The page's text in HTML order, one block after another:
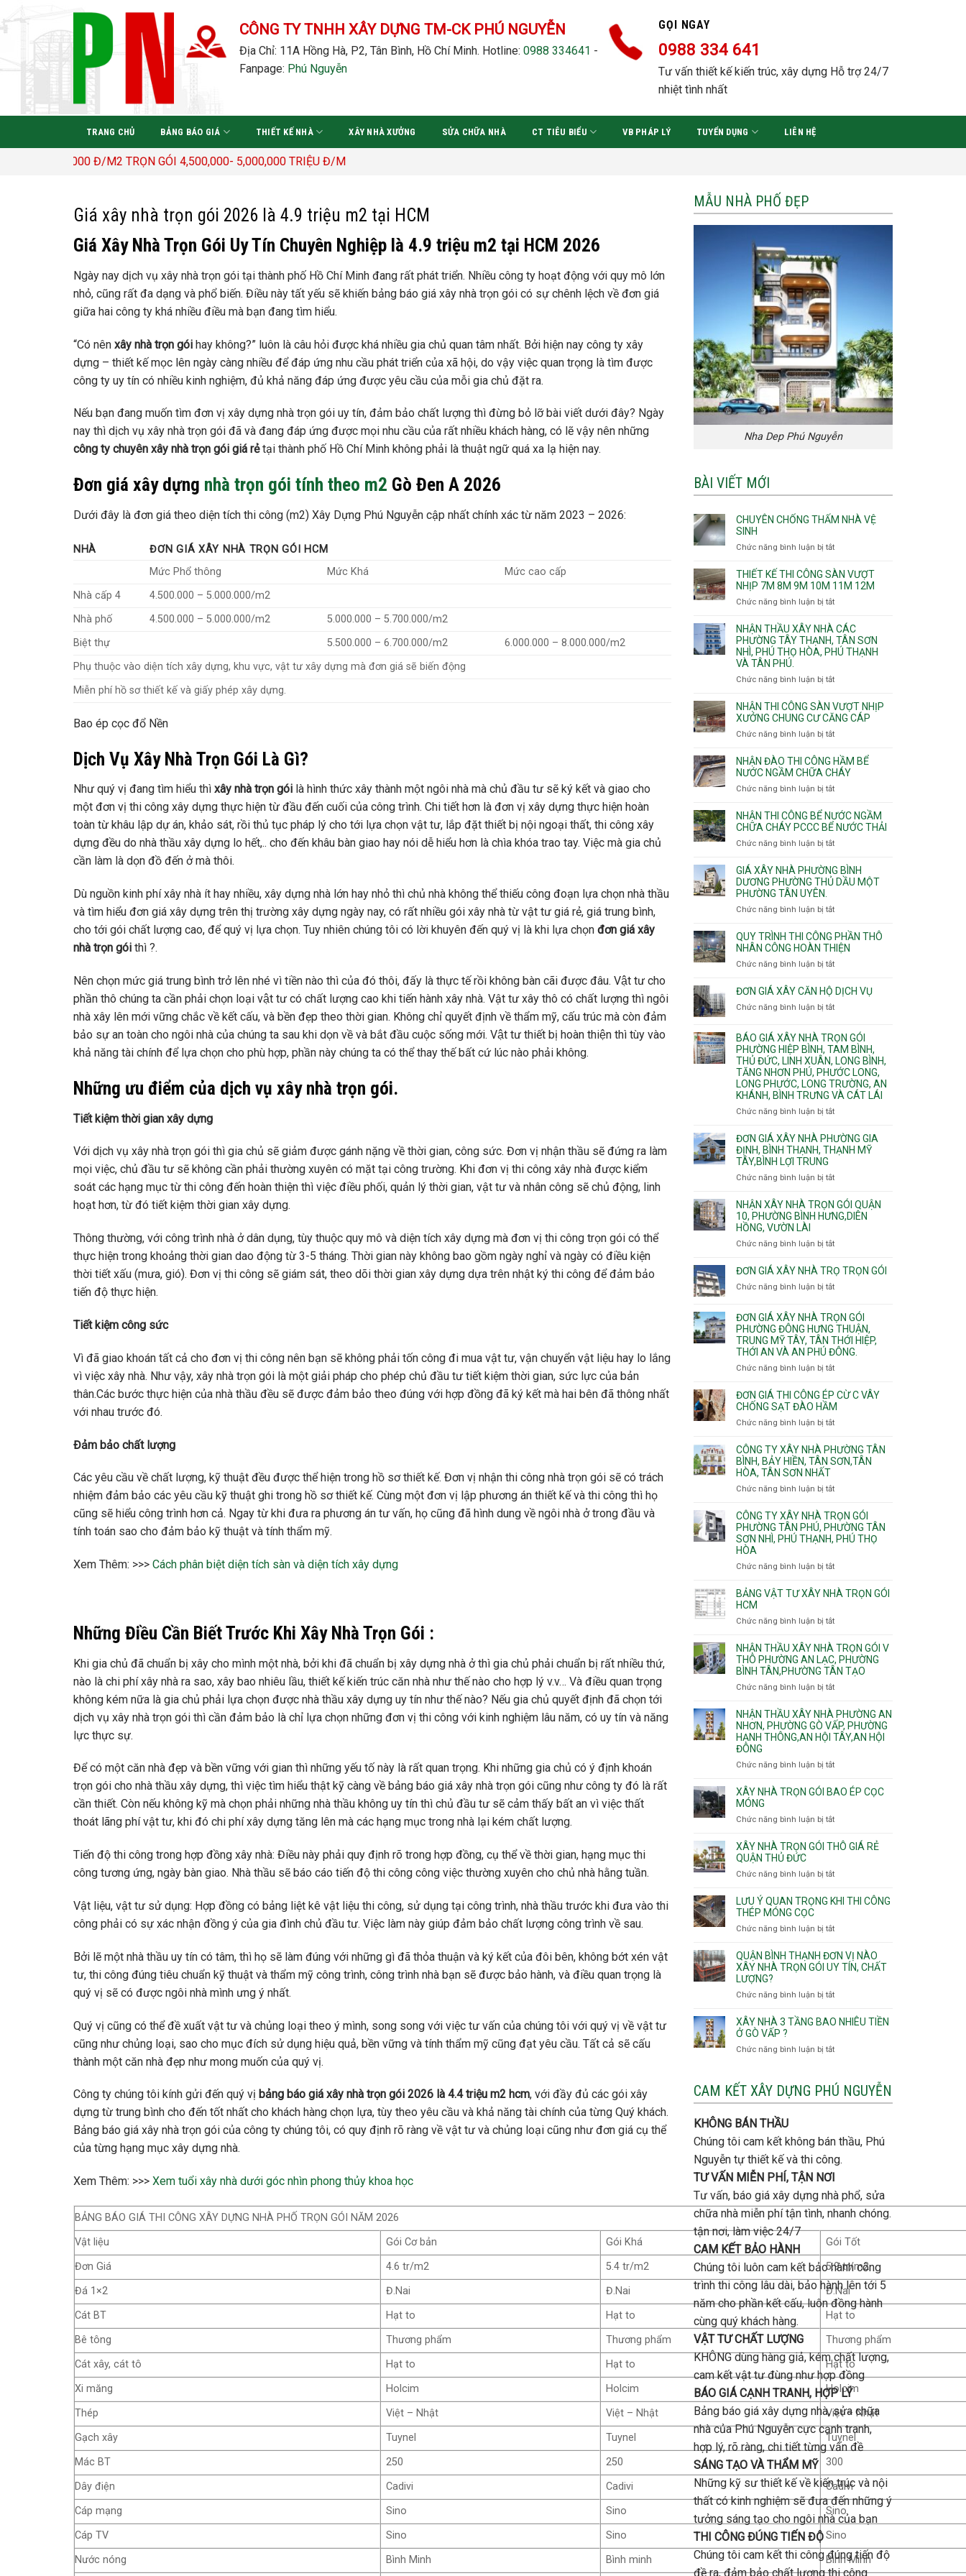
qua
CÔNG TY TNHH XÂY DỰNG TM-CK PHÚ NGUYỄN
Địa Chỉ: 11A Hồng Hà, P2, Tân Bình, Hồ Chí Minh. Hotline: 0988 334641 -
Fanpage: Phú Nguyễn
GỌI NGAY
0988 334 641
Tư vấn thiết kế kiến trúc, xây dựng Hỗ trợ 24/7
nhiệt tình nhất
TRANG CHỦ BẢNG BÁO GIÁ THIẾT KẾ NHÀ XÂY NHÀ XƯỞNG SỬA CHỮA NHÀ CT TIÊU BIỂU VB PHÁP LÝ TUYỂN DỤNG LIÊN HỆ
Đ/M2 TRỌN GÓI 4,500,000- 5,000,000 TRIỆU Đ/M
Giá xây nhà trọn gói 2026 là 4.9 triệu m2 tại HCM
Giá Xây Nhà Trọn Gói Uy Tín Chuyên Nghiệp là 4.9 triệu m2 tại HCM 2026
Ngày nay dịch vụ xây nhà trọn gói tại thành phố Hồ Chí Minh đang rất phát triển. Nhiều công ty hoạt động với quy mô lớn
nhỏ, cũng rất đa dạng và phổ biến. Điều này tất yếu sẽ khiến bảng báo giá xây nhà trọn gói có sự chênh lệch về đơn giá
giữa hai công ty khá nhiều điều mà bạn đang tìm hiểu.
“Có nên xây nhà trọn gói hay không?” luôn là câu hỏi được khá nhiều gia chủ quan tâm nhất. Bởi hiện nay công ty xây
dựng – thiết kế mọc lên ngày càng nhiều để đáp ứng nhu cầu phát triển của xã hội, do vậy việc quan trọng là tìm được
công ty uy tín có nhiều kinh nghiệm, đủ khả năng đáp ứng được yêu cầu của mỗi gia chủ đặt ra.
Nếu bạn đang muốn tìm đơn vị xây dựng nhà trọn gói uy tín, đảm bảo chất lượng thì đừng bỏ lỡ bài viết dưới đây? Ngày
nay thì dịch vụ xây nhà trọn gói đã và đang đáp ứng được mọi nhu cầu của rất nhiều khách hàng, có lẽ vậy nên những
công ty chuyên xây nhà trọn gói giá rẻtại thành phố Hồ Chí Minh không phải là thuật ngữ quá xa lạ hiện nay.
Đơn giá xây dựng nhà trọn gói tính theo m2 Gò Đen A 2026
Dưới đây là đơn giá theo diện tích thi công (m2) Xây Dựng Phú Nguyễn cập nhất chính xác từ năm 2023 – 2026:
NHÀ
ĐƠN GIÁ XÂY NHÀ TRỌN GÓI HCM
Mức Phổ thông
Mức Khá
Mức cao cấp
Nhà cấp 4
4.500.000 – 5.000.000/m2
Nhà phố
4.500.000 – 5.000.000/m2
5.000.000 – 5.700.000/m2
Biệt thự
5.500.000 – 6.700.000/m2
6.000.000 – 8.000.000/m2
Phụ thuộc vào diện tích xây dựng, khu vực, vật tư xây dựng mà đơn giá sẽ biến động
Miễn phí hồ sơ thiết kế và giấy phép xây dựng.
Bao ép cọc đổ Nền
Dịch Vụ Xây Nhà Trọn Gói Là Gì?
Như quý vị đang tìm hiểu thì xây nhà trọn gói là hình thức xây thành một ngôi nhà mà chủ đầu tư sẽ ký kết và giao cho
một đơn vị thi công xây dựng thực hiện từ đầu đến cuối của công trình. Chi tiết hơn là đơn vị xây dựng thực hiện hoàn
toàn từ khâu lập dự án, khảo sát, rồi thủ tục pháp lý cho tới lựa chọn vật tư, lắp đặt thiết bị nội ngoại thất, thi công xây
dựng đều do nhà thầu xây dựng lo hết,.. cho đến khâu bàn giao hay nói dễ hiểu hơn là chìa khóa trao tay. Việc mà gia chủ
cần làm là dọn đồ đến ở mà thôi.
Dù nguồn kinh phí xây nhà ít hay nhiều, xây dựng nhà lớn hay nhỏ thì chủ nhà không thể thiếu công đoạn lựa chọn nhà thầu
và tìm hiểu đơn giá xây dựng trên thị trường xây dựng ngày nay, có rất nhiều gói xây nhà từ vật tư giá rẻ, giá trung bình,
cho tới gói chất lượng cao, để quý vị lựa chọn. Tuy nhiên chúng tôi có lời khuyên đến quý vị là khi lựa chọn đơn giá xây
nhà trọn gói thì ?.
Nên chọn mức giá trung bình trở lên nhé vì tiền nào thì của đó thôi, đấy là thực tế rồi không bàn cãi được đâu. Vật tư cho
phần thô chúng ta cần phải chọn loại vật tư có chất lượng cao khi tiến hành xây nhà. Vật tư xây thô có chất lượng thì ngôi
nhà xây lên mới vững chắc về kết cấu, và bền đẹp theo thời gian. Không chỉ quyết định về thẩm mỹ, cấu trúc mà còn đảm
bảo sự an toàn cho ngôi nhà của chúng ta sau khi dọn về và bắt đầu cuộc sống mới. Vật tư thiết bị hoàn thiện thì tùy vào
khả năng tài chính để lựa chọn cho phù hợp, phần này chúng ta có thể thay thế bất cứ lúc nào phải không.
Những ưu điểm của dịch vụ xây nhà trọn gói.
Tiết kiệm thời gian xây dựng
Với dịch vụ xây nhà trọn gói thì gia chủ sẽ giảm được gánh nặng về thời gian, công sức. Đơn vị nhận thầu sẽ đứng ra làm
mọi việc, chủ đầu tư sẽ không cần phải thường xuyên có mặt tại công trường. Khi đơn vị thi công xây nhà được kiểm
soát các hạng mục từ thi công đến hoàn thiện thì việc điều phối, quản lý thời gian, vật tư và nhân công sẽ chủ động, linh
hoạt hơn, từ đó tiết kiệm thời gian xây dựng.
Thông thường, với công trình nhà ở dân dụng, tùy thuộc quy mô và diện tích xây dựng mà đơn vị thi công trọn gói có thể
thực hiện trong khoảng thời gian dao động từ 3-5 tháng. Thời gian này không bao gồm ngày nghỉ và ngày có điều kiện
thời tiết xấu (mưa, gió). Đơn vị thi công sẽ giám sát, theo dõi thời gian xây dựng dựa trên nhật ký thi công để đảm bảo
tiến độ thực hiện.
Tiết kiệm công sức
Vì đã giao khoán tất cả cho đơn vị thi công nên bạn sẽ không phải tốn công đi mua vật tư, vận chuyển vật liệu hay lo lắng
vì việc xây nhà. Như vậy, xây nhà trọn gói là một giải pháp cho phép chủ đầu tư tiết kiệm thời gian, sức lực của bản
thân.Các bước thực hiện của nhà thầu đều sẽ được đảm bảo theo đúng với hợp đồng đã ký kết mà hai bên đã thông nhất
với nhau trước đó.
Đảm bảo chất lượng
Các yêu cầu về chất lượng, kỹ thuật đều được thể hiện trong hồ sơ thiết kế. Đơn vị nhận thi công nhà trọn gói sẽ có trách
nhiệm đảm bảo các yêu cầu kỹ thuật ghi trong hồ sơ thiết kế. Cùng một đơn vị lập phương án thiết kế và thi công thì họ
cũng sẽ hiểu công trình hơn cả. Ngay từ khi đưa ra phương án tư vấn, họ cũng đã hình dung về ngôi nhà ở trong đầu và
tính toán sao cho đảm bảo kỹ thuật và tính thẩm mỹ.
Xem Thêm: >>> Cách phân biệt diện tích sàn và diện tích xây dựng
Những Điều Cần Biết Trước Khi Xây Nhà Trọn Gói :
Khi gia chủ đã chuẩn bị xây cho mình một nhà, bởi khi đã chuẩn bị xây dựng nhà ở thì gia chủ phải chuẩn bị rất nhiều thứ,
nào là chi phí xây nhà ra sao, xây bao nhiêu lầu, thiết kế kiến trúc căn nhà như thế nào cho hợp lý v.v… Và điều quan trọng
không kém nữa là gia chủ phải lựa chọn được nhà thầu xây dựng uy tín như thế nào? Nếu gia chủ quyết định đã chọn tới
dịch vụ xây nhà trọn gói thì cần đảm bảo là chỉ lựa chọn những đơn vị thi công với kinh nghiệm lâu năm, có uy tín và năng
lực thực sự.
Để có một căn nhà đẹp và bền vững với gian thì những yếu tố này là rất quan trọng. Khi những gia chủ có ý định khoán
trọn gói cho nhà thầu xây dựng, thì việc tìm hiểu thật kỹ càng về bảng báo giá xây nhà trọn gói cũng như công ty đó là rất
cần thiết. Còn nếu không kỹ mà chọn phải những nhà thầu không uy tín thì chủ đầu tư sẽ cảm thấy bất an vì việc thất
thoát lãng phí vật tư, khi đó chi phí xây dựng tăng lên mà các hạng mục trong nhà lại kém chất lượng.
Tiến độ thi công trong hợp đồng xây nhà: Điều này phải quy định rõ trong hợp đồng, cụ thể về thời gian, hạng mục thi
công tương ứng, ngày bàn giao. Nhà thầu sẽ báo cáo tiến độ thi công công việc thường xuyên cho chủ nhà hằng tuần.
Vật liệu, vật tư sử dụng: Hợp đồng có bảng liệt kê vật liệu thi công, sử dụng tại công trình, nhà thầu trước khi đưa vào thi
công phải có sự xác nhận đồng ý của gia đình chủ đầu tư. Việc làm này giúp đảm bảo chất lượng công trình về sau.
Bởi lẽ một nhà thầu uy tín có tâm, thì họ sẽ làm đúng với những gì đã thỏa thuận và ký kết của đôi bên, không bớt xén vật
tư, thi công đúng tiêu chuẩn kỹ thuật và thẩm mỹ công trình, công trình nhà bạn sẽ được bảo hành, và điều quan trọng là
quý vị sẽ có được ngôi nhà mình ưng ý nhất.
Quý vị cũng có thể đề xuất vật tư và chủng loại theo ý mình, song song với việc tư vấn của chúng tôi với quý vị về vật tư
cũng như chủng loại, sao cho mục đích sử dụng hiệu quả, bền vững và tính thẩm mỹ cũng đạt yêu cầu. Tất cả sẽ cấu
thành một căn nhà đẹp như mong muốn của quý vị.
Công ty chúng tôi kính gửi đến quý vị bảng báo giá xây nhà trọn gói 2026 là 4.4 triệu m2 hcm, với đầy đủ các gói xây
dựng từ trung bình cho đến tốt nhất cho khách hàng chọn lựa, tùy theo yêu cầu và khả năng tài chính của từng Quý khách.
Bảng báo giá xây nhà trọn gói của công ty chúng tôi, có quy định rõ ràng về vật tư và chủng loại cũng như đơn giá cụ thể
của từng hạng mục xây dựng nhà.
Xem Thêm: >>> Xem tuổi xây nhà dưới góc nhìn phong thủy khoa học
BẢNG BÁO GIÁ THI CÔNG XÂY DỰNG NHÀ PHỐ TRỌN GÓI NĂM 2026
Vật liệu
Gói Cơ bản Gói Khá
Gói Tốt
Đơn Giá
4.6 tr/m2 5.4 tr/m2
5.9 tr/m2
Đá 1×2
Đ.Nai Đ.Nai
Đ.Nai
Cát BT
Hạt to Hạt to
Hạt to
Bê tông
Thương phẩm Thương phẩm
Thương phẩm
Cát xây, cát tô
Hạt to Hạt to
Hạt to
Xi măng
Holcim Holcim
Holcim
Thép
Việt – Nhật Việt – Nhật
Việt – Nhật
Gạch xây
Tuynel Tuynel
Tuynel
Mác BT
250 250
300
Dây điện
Cadivi Cadivi
Cadivi
Cáp mạng
Sino Sino
Sino
Cáp TV
Sino Sino
Sino
Nước nóng
Bình Minh Bình minh Bình Minh
MẪU NHÀ PHỐ ĐẸP
Nha Dep Phú Nguyễn
BÀI VIẾT MỚI
CHUYÊN CHỐNG THẤM NHÀ VỆ
SINH
Chức năng bình luận bị tắtở
chống
thấm
sinh
THIẾT KẾ THI CÔNG SÀN VƯỢT
NHỊP 7M 8M 9M 10M 11M 12M
Chức năng bình luận bị tắtở
kế
thi
công
8m
9m
10m
12m
NHẬN THẦU XÂY NHÀ CÁC
PHƯỜNG TÂY THẠNH, TÂN SƠN
NHÌ, PHÚ THỌ HÒA, PHÚ THẠNH
VÀ TÂN PHÚ.
Chức năng bình luận bị tắtở
thầu
xây
phường
Tây
Thạnh,
Tân
Nhì,
Phú
Phú
Thạnh
và
Phú.
NHẬN THI CÔNG SÀN VƯỢT NHỊP
XƯỞNG CHUNG CƯ CĂNG CÁP
Chức năng bình luận bị tắtở
thi
công
xưởng
chung
cư
cáp
NHẬN ĐÀO THI CÔNG HẦM BỂ
NƯỚC NGẦM CHỮA CHÁY
Chức năng bình luận bị tắtở
đào
thi
nước
Ngầm
cháy
NHẬN THI CÔNG BỂ NƯỚC NGẦM
CHỮA CHÁY PCCC BỂ NƯỚC THẢI
Chức năng bình luận bị tắtở
thi
công
chữa
cháy
pccc
bể
thải
GIÁ XÂY NHÀ PHƯỜNG BÌNH
DƯƠNG PHƯỜNG THỦ DẦU MỘT
PHƯỜNG TÂN UYÊN.
Chức năng bình luận bị tắtở
xây
nhà
Phường
Thủ
Một
Phường
Tân
Uyên.
QUY TRÌNH THI CÔNG PHẦN THÔ
NHÂN CÔNG HOÀN THIỆN
Chức năng bình luận bị tắtở
trình
công
thô
nhân
công
hoàn
thiện
ĐƠN GIÁ XÂY CĂN HỘ DỊCH VỤ
Chức năng bình luận bị tắtở
giá
xây
căn
hộ
dịch
vụ
BÁO GIÁ XÂY NHÀ TRỌN GÓI
PHƯỜNG HIỆP BÌNH, TAM BÌNH,
THỦ ĐỨC, LINH XUÂN, LONG BÌNH,
TĂNG NHƠN PHÚ, PHƯỚC LONG,
LONG PHƯỚC, LONG TRƯỜNG, AN
KHÁNH, BÌNH TRƯNG VÀ CÁT LÁI
Chức năng bình luận bị tắtở
giá
xây
Phường
Hiệp
Bình,
Bình,
Đức,
Bình,
Tăng
Nhơn
Phú,
Phước
Long
Phước,
Khánh,
Bình
và
Lái
ĐƠN GIÁ XÂY NHÀ PHƯỜNG GIA
ĐỊNH, BÌNH THẠNH, THẠNH MỸ
TÂY,BÌNH LỢI TRUNG
Chức năng bình luận bị tắtở
giá
xây
Bình
Thạnh,
Mỹ
Tây,Bình
Lợi
Trung
NHẬN XÂY NHÀ TRỌN GÓI QUẬN
10, PHƯỜNG BÌNH HƯNG,DIÊN
HỒNG, VƯỜN LÀI
Chức năng bình luận bị tắtở
xây
trọn
Quận
10,
Phường
Bình
Hưng,Diên
Vườn
Lài
ĐƠN GIÁ XÂY NHÀ TRỌ TRỌN GÓI
Chức năng bình luận bị tắtở
giá
xây
nhà
trọ
gói
ĐƠN GIÁ XÂY NHÀ TRỌN GÓI
PHƯỜNG ĐÔNG HƯNG THUẬN,
TRUNG MỸ TÂY, TÂN THỚI HIỆP,
THỚI AN VÀ AN PHÚ ĐÔNG.
Chức năng bình luận bị tắtở
giá
xây
Phường
Đông
Thuận,
Mỹ
Tây,
Tân
Hiệp,
An
và
Phú
ĐƠN GIÁ THI CÔNG ÉP CỪ C VÂY
CHỐNG SẠT ĐÀO HẦM
Chức năng bình luận bị tắtở
giá
thi
vây
chống
sạt
hầm
CÔNG TY XÂY NHÀ PHƯỜNG TÂN
BÌNH, BẢY HIỀN, TÂN SƠN,TÂN
HÒA, TÂN SƠN NHẤT
Chức năng bình luận bị tắtở
ty
xây
nhà
Bảy
Hiền,
Sơn,Tân
Tân
Sơn
Nhất
CÔNG TY XÂY NHÀ TRỌN GÓI
PHƯỜNG TÂN PHÚ, PHƯỜNG TÂN
SƠN NHÌ, PHÚ THẠNH, PHÚ THỌ
HÒA
Chức năng bình luận bị tắtở
ty
Phường
Tân
Phú,
Phường
Sơn
Nhì,
Phú
Phú
Hòa
BẢNG VẬT TƯ XÂY NHÀ TRỌN GÓI
HCM
Chức năng bình luận bị tắtở
vật
tư
xây
HCM
NHẬN THẦU XÂY NHÀ TRỌN GÓI V
THÔ PHƯỜNG AN LẠC, PHƯỜNG
BÌNH TÂN,PHƯỜNG TÂN TẠO
Chức năng bình luận bị tắtở
thầu
xây
nhà
Phường
Lạc,
Bình
Tân
NHẬN THẦU XÂY NHÀ PHƯỜNG AN
NHƠN, PHƯỜNG GÒ VẤP, PHƯỜNG
HẠNH THÔNG,AN HỘI TÂY,AN HỘI
ĐÔNG
Chức năng bình luận bị tắtở
thầu
An
Nhơn,
Gò
Phường
Hội
Đông
XÂY NHÀ TRỌN GÓI BAO ÉP CỌC
MÓNG
Chức năng bình luận bị tắtở
nhà
cọc
XÂY NHÀ TRỌN GÓI THÔ GIÁ RẺ
QUẬN THỦ ĐỨC
Chức năng bình luận bị tắtở
nhà
rẻ
Quận
Đức
LƯU Ý QUAN TRỌNG KHI THI CÔNG
THÉP MÓNG CỌC
Chức năng bình luận bị tắtở
ý
quan
thép
cọc
QUẬN BÌNH THẠNH ĐƠN VỊ NÀO
XÂY NHÀ TRỌN GÓI UY TÍN, CHẤT
LƯỢNG?
Chức năng bình luận bị tắtở
Bình
xây
nhà
trọn
tín,
lượng?
XÂY NHÀ 3 TẦNG BAO NHIÊU TIỀN
Ở GÒ VẤP ?
Chức năng bình luận bị tắtở
3
tầng
tiền
ở
Gò
Vấp
?
CAM KẾT XÂY DỰNG PHÚ NGUYỄN
KHÔNG BÁN THẦU
Chúng tôi cam kết không bán thầu, Phú
Nguyễn tự thiết kế và thi công.
TƯ VẤN MIỄN PHÍ, TẬN NƠI
Tư vấn, báo giá xây dựng nhà phổ, sửa
chữa nhà miễn phí tận tình, nhanh chóng.
tận nơi, làm việc 24/7
CAM KẾT BẢO HÀNH
Chúng tôi luôn cam kết bảo hành công
trình thi công lâu dài, bảo hành lên tới 5
năm cho phần kết cấu, luôn đồng hành
cùng quý khách hàng.
VẬT TƯ CHẤT LƯỢNG
KHÔNG dùng hàng giả, kém chất lượng,
cam kết vật tư đùng như hợp đồng
BÁO GIÁ CẠNH TRANH, HỢP LÝ
Bảng báo giá xây dựng nhà, sửa chữa
nhà của Phú Nguyễn cực cạnh tranh,
hợp lý, rõ ràng, chi tiết từng vấn đề
SÁNG TẠO VÀ THẨM MỸ
Những kỹ sư thiết kế về kiến trúc và nội
thất có kinh nghiệm sẽ đưa đến những ý
tưởng sáng tạo cho ngôi nhà của bạn
THI CÔNG ĐÚNG TIẾN ĐỘ
Chúng tôi cam kết thi công đúng tiến độ
đề ra, đảm bảo chất lượng thi công